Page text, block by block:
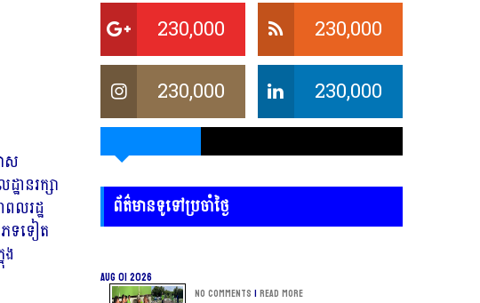
ស
ានរក្សា
លរដ្ឋ
េទទៀត
230,000
230,000
230,000
230,000
ព័ត៌មានទូទៅប្រចាំថ្ងៃ
Aug 01 2026
No Comments | Read more